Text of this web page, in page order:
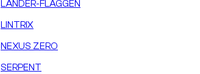
LÄNDER-FLAGGEN
LINTRIX
NEXUS ZERO
SERPENT